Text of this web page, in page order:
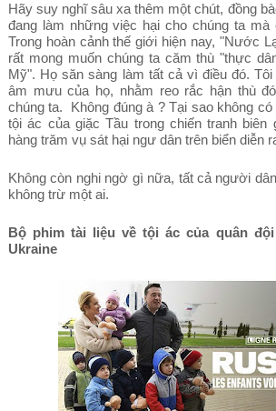
Hãy suy nghĩ sâu xa thêm một chút, đồng
đang làm những việc hại cho chúng ta mà
Trong hoàn cảnh thế giới hiện nay, "Nước
rất mong muốn chúng ta căm thù "thực
Mỹ". Họ săn sàng làm tất cả vì điều đó.
âm mưu của họ, nhằm reo rắc hận thù
chúng ta. Không đúng à ? Tại sao không
tội ác của giặc Tầu trong chiến tranh
hàng trăm vụ sát hại ngư dân trên biển diễn
Không còn nghi ngờ gì nữa, tất cả người
không trừ một ai.
Bộ phim tài liệu về tội ác của quân
Ukraine